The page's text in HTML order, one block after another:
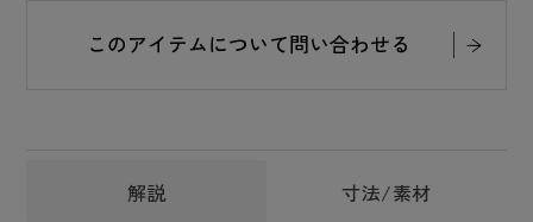
このアイテムについて問い合わせる
解説 寸法/素材